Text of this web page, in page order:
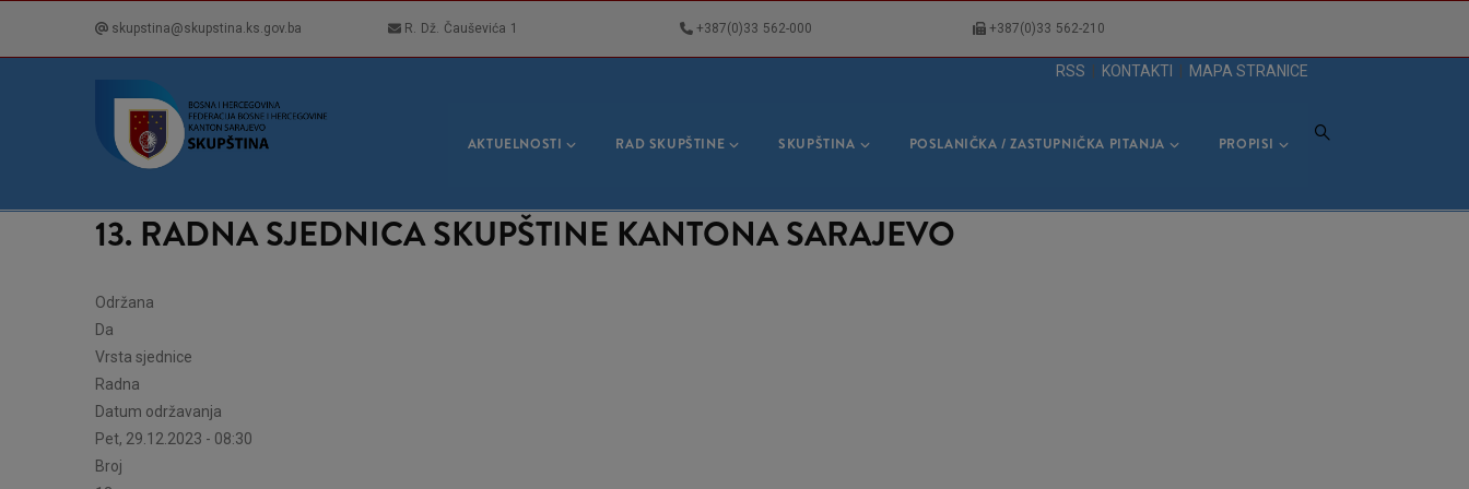
skupstina@skupstina.ks.gov.ba R. Dž. Čauševića 1 +387(0)33 562-000 +387(0)33 562-210
RSS KONTAKTI MAPA STRANICE
NAVIGACIJA
AKTUELNOSTI RAD SKUPŠTINE SKUPŠTINA POSLANIČKA / ZASTUPNIČKA PITANJA PROPISI
13. RADNA SJEDNICA SKUPŠTINE KANTONA SARAJEVO
Održana
Da
Vrsta sjednice
Radna
Datum održavanja
Pet, 29.12.2023 - 08:30
Broj